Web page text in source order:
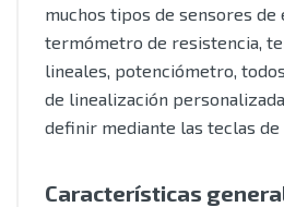
muchos tipos de sensores de
termómetro de resistencia,
lineales, potenciómetro,
de linealización
definir mediante las teclas
Características